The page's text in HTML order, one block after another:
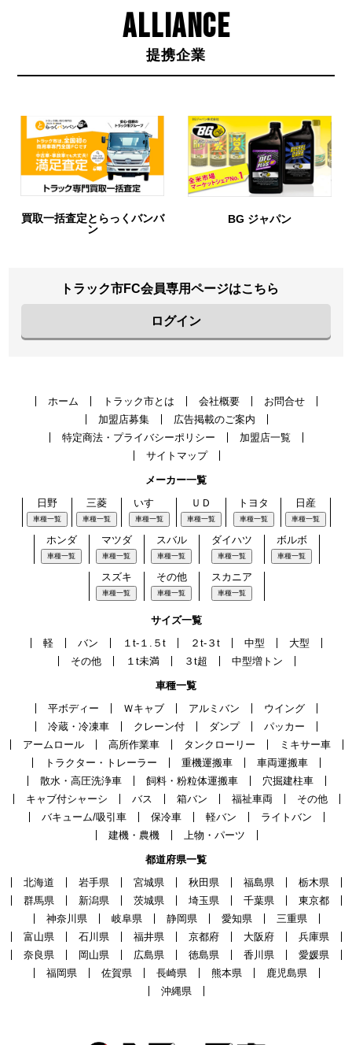
ALLIANCE
提携企業
とらっくバンバ
BG ジャパン
トラック市FC会員専用ページはこちら
ログイン
ホーム トラック市とは 会社概要
お問合せ
加盟店募集
広告掲載のご案内
特定商法・プライバシーポリシー
加盟店一覧
サイトマップ
メーカー一覧
日野
車種一覧
三菱
車種一覧
いすゞ
車種一覧
ＵＤ
車種一覧
トヨタ
車種一覧
日産
車種一覧
ホンダ
車種一覧
マツダ
車種一覧
スバル
車種一覧
ダイハツ
車種一覧
ボルボ
車種一覧
スズキ
車種一覧
その他
車種一覧
スカニア
車種一覧
サイズ一覧
軽
バン １t-１.５t ２t-３t 中型
大型
その他
１t未満 ３t超 中型増トン
車種一覧
平ボディー
Ｗキャブ アルミバン
ウイング
冷蔵・冷凍車
クレーン付 ダンプ
パッカー
アームロール
高所作業車 タンクローリー
ミキサー車
トラクター・トレーラー
重機運搬車
車両運搬車
散水・高圧洗浄車
飼料・粉粒体運搬車
穴掘建柱車
キャブ付シャーシ
バス 箱バン 福祉車両
その他
バキューム/吸引車
保冷車 軽バン
ライトバン
建機・農機
上物・パーツ
都道府県一覧
北海道
岩手県 宮城県 秋田県 福島県
栃木県
群馬県
新潟県 茨城県 埼玉県 千葉県
東京都
神奈川県
岐阜県 静岡県 愛知県
三重県
富山県
石川県 福井県 京都府 大阪府
兵庫県
奈良県
岡山県 広島県 徳島県 香川県
愛媛県
福岡県
佐賀県 長崎県 熊本県
鹿児島県
沖縄県